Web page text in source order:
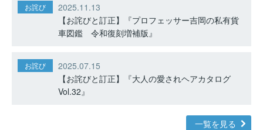
お詫び
2025.11.13
【お詫びと訂正】『プロフェッサー吉岡の私有貨
車図鑑 令和復刻増補版』
お詫び
2025.07.15
【お詫びと訂正】『大人の愛されヘアカタログ
Vol.32』
一覧を見る